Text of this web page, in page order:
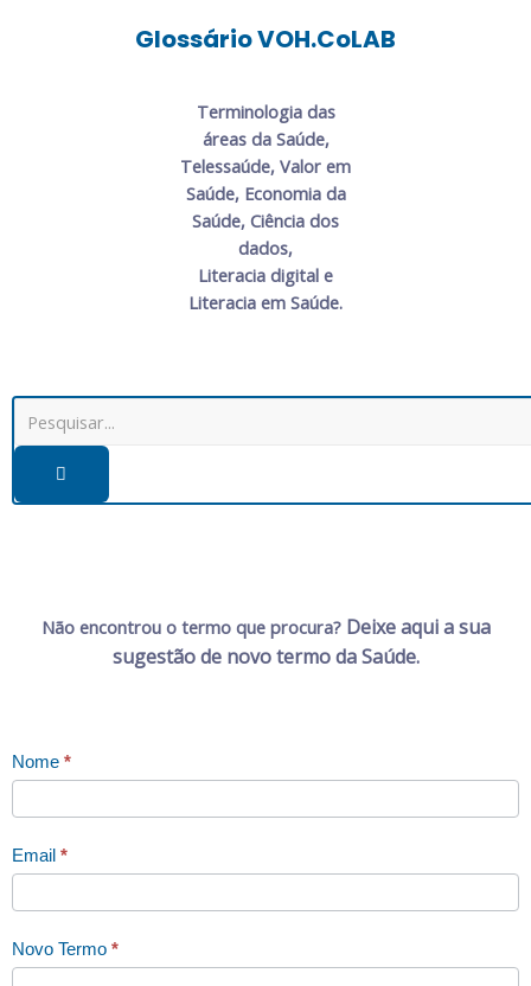
Glossário VOH.CoLAB
Terminologia das
áreas da Saúde,
Telessaúde, Valor em
Saúde, Economia da
Saúde, Ciência dos
dados,
Literacia digital e
Literacia em Saúde.
Não encontrou o termo que procura? Deixe aqui a sua
sugestão de novo termo da Saúde.
Contacte-
me
Nome *
Email *
Novo Termo *